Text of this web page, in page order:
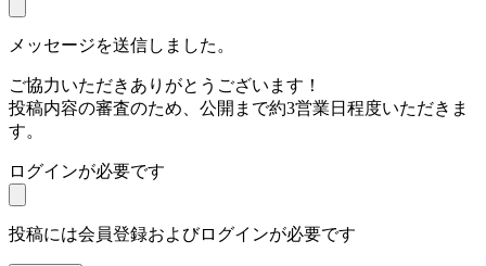
メッセージを送信しました。
ご協力いただきありがとうございます！
投稿内容の審査のため、公開まで約3営業日程度いただきま
す。
ログインが必要です
投稿には会員登録およびログインが必要です